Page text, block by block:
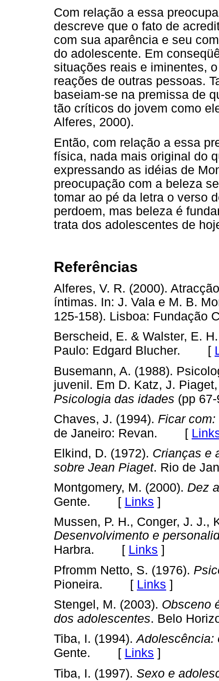
Com relação a essa
descreve que o fato de
com sua aparência e seu
do adolescente. Em
situações reais e iminentes,
reações de outras pessoas.
baseiam-se na premissa de
tão críticos do jovem como
Alferes, 2000).
Então, com relação a essa
física, nada mais original do
expressando as idéias de
preocupação com a beleza
tomar ao pé da letra o verso
perdoem, mas beleza é
trata dos adolescentes de
Referências
Alferes, V. R. (2000).
íntimas. In: J. Vala e M. B.
125-158). Lisboa: Fundação
Berscheid, E. & Walster, E.
Paulo: Edgard Blucher. [
Busemann, A. (1988).
juvenil. Em D. Katz, J.
Psicologia das idades (pp
Chaves, J. (1994). Ficar
de Janeiro: Revan. [
Elkind, D. (1972). Crianças e
sobre Jean Piaget. Rio de
Montgomery, M. (2000). Dez
Gente. [ Links ]
Mussen, P. H., Conger, J. J.,
Desenvolvimento e
Harbra. [ Links ]
Pfromm Netto, S. (1976).
Pioneira. [ Links ]
Stengel, M. (2003). Obsceno
dos adolescentes. Belo
Tiba, I. (1994).Adolescência:
Gente. [ Links ]
Tiba, I. (1997). Sexo e